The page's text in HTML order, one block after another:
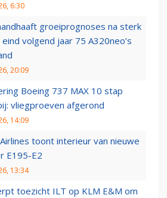
6:30
groeiprognoses na sterk
eind volgend jaar 75 A320neo’s
20:09
Boeing 737 MAX 10 stap
vliegproeven afgerond
14:09
toont interieur van nieuwe
E195-E2
13:34
toezicht ILT op KLM E&M om